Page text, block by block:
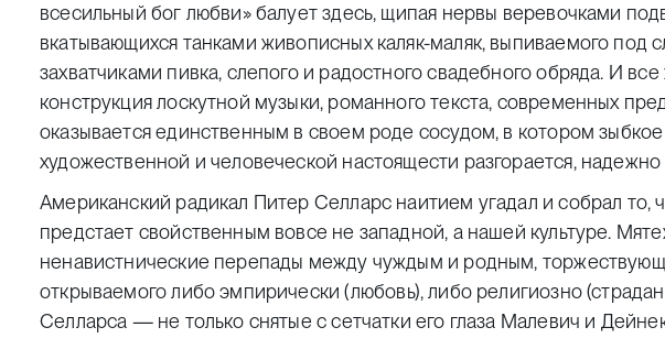
всесильный бог любви» балует здесь, щипая нервы веревочками
вкатывающихся танками живописных каляк-маляк, выпиваемого под
захватчиками пивка, слепого и радостного свадебного обряда. И
конструкция лоскутной музыки, романного текста, современных
оказывается единственным в своем роде сосудом, в котором
художественной и человеческой настоящести разгорается,
Американский радикал Питер Селларс наитием угадал и собрал то,
предстает свойственным вовсе не западной, а нашей культуре.
ненавистнические перепады между чуждым и родным,
открываемого либо эмпирически (любовь), либо религиозно(
Селларса — не только снятые с сетчатки его глаза Малевич и